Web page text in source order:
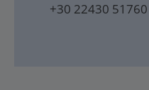
+30 22430 51760